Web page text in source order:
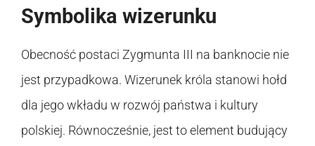
Symbolika wizerunku
Obecność postaci Zygmunta III na banknocie nie
jest przypadkowa. Wizerunek króla stanowi hołd
dla jego wkładu w rozwój państwa i kultury
polskiej. Równocześnie, jest to element budujący